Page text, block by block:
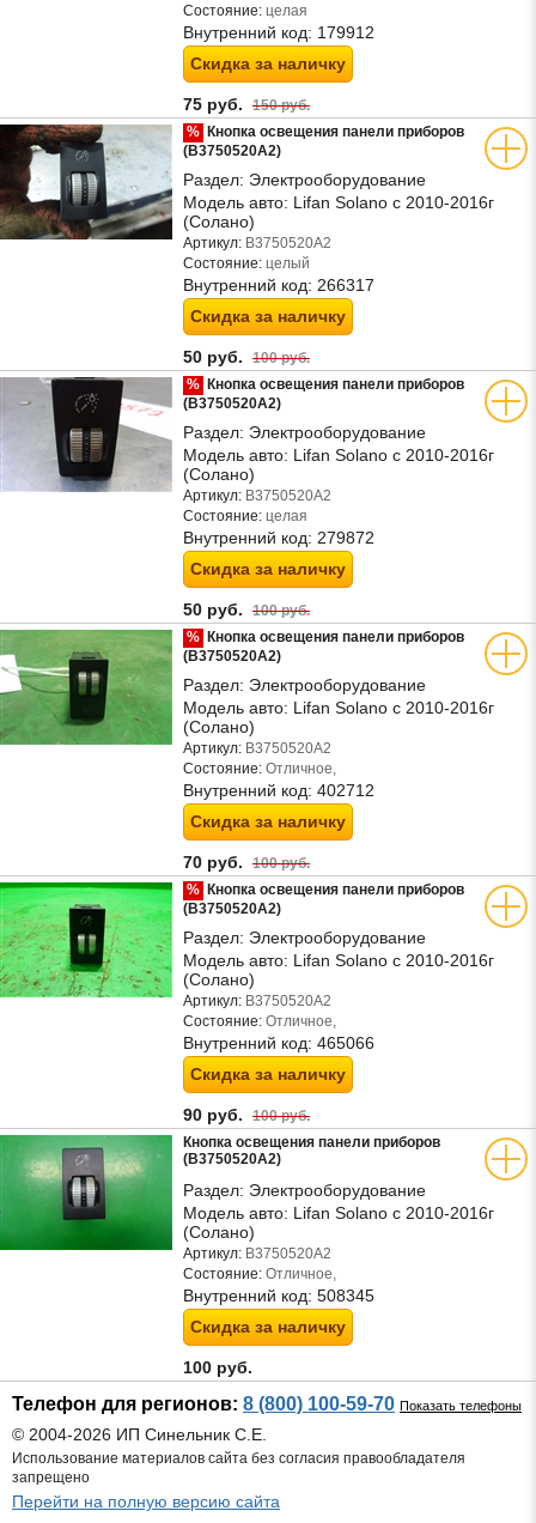
Состояние: целая
Внутренний код: 179912
Скидка за наличку
75 руб. 150 руб.
% Кнопка освещения панели приборов
(B3750520A2)
Раздел: Электрооборудование
Модель авто: Lifan Solano с 2010-2016г
(Солано)
Артикул: B3750520A2
Состояние: целый
Внутренний код: 266317
Скидка за наличку
50 руб. 100 руб.
% Кнопка освещения панели приборов
(B3750520A2)
Раздел: Электрооборудование
Модель авто: Lifan Solano с 2010-2016г
(Солано)
Артикул: B3750520A2
Состояние: целая
Внутренний код: 279872
Скидка за наличку
50 руб. 100 руб.
% Кнопка освещения панели приборов
(B3750520A2)
Раздел: Электрооборудование
Модель авто: Lifan Solano с 2010-2016г
(Солано)
Артикул: B3750520A2
Состояние: Отличное,
Внутренний код: 402712
Скидка за наличку
70 руб. 100 руб.
% Кнопка освещения панели приборов
(B3750520A2)
Раздел: Электрооборудование
Модель авто: Lifan Solano с 2010-2016г
(Солано)
Артикул: B3750520A2
Состояние: Отличное,
Внутренний код: 465066
Скидка за наличку
90 руб. 100 руб.
Кнопка освещения панели приборов
(B3750520A2)
Раздел: Электрооборудование
Модель авто: Lifan Solano с 2010-2016г
(Солано)
Артикул: B3750520A2
Состояние: Отличное,
Внутренний код: 508345
Скидка за наличку
100 руб.
Телефон для регионов: 8 (800) 100-59-70 Показать телефоны
© 2004-2026 ИП Синельник С.Е.
Использование материалов сайта без согласия правообладателя
запрещено
Перейти на полную версию сайта